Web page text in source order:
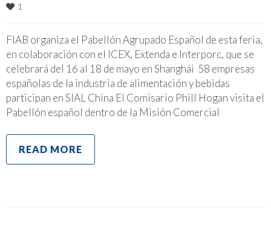
1
FIAB organiza el Pabellón Agrupado Español de esta feria,
en colaboración con el ICEX, Extenda e Interporc, que se
celebrará del 16 al 18 de mayo en Shanghái 58 empresas
españolas de la industria de alimentación y bebidas
participan en SIAL China El Comisario Phill Hogan visita el
Pabellón español dentro de la Misión Comercial
READ MORE